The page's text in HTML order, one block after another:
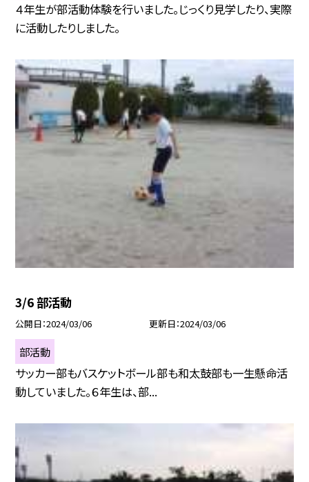
４年生が部活動体験を行いました。じっくり見学したり、実際
に活動したりしました。
3/6 部活動
公開日 2024/03/06 更新日 2024/03/06
部活動
サッカー部もバスケットボール部も和太鼓部も一生懸命活
動していました。６年生は、部...